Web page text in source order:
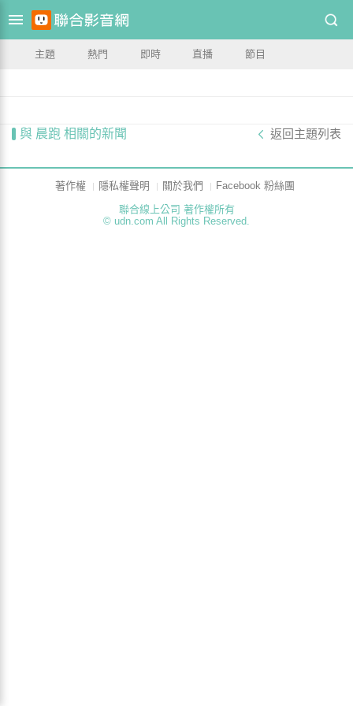
主題 熱門 即時 直播 節目
與 晨跑 相關的新聞 返回主題列表
著作權 隱私權聲明 關於我們
Facebook 粉絲團
聯合線上公司 著作權所有
© udn.com All Rights Reserved.